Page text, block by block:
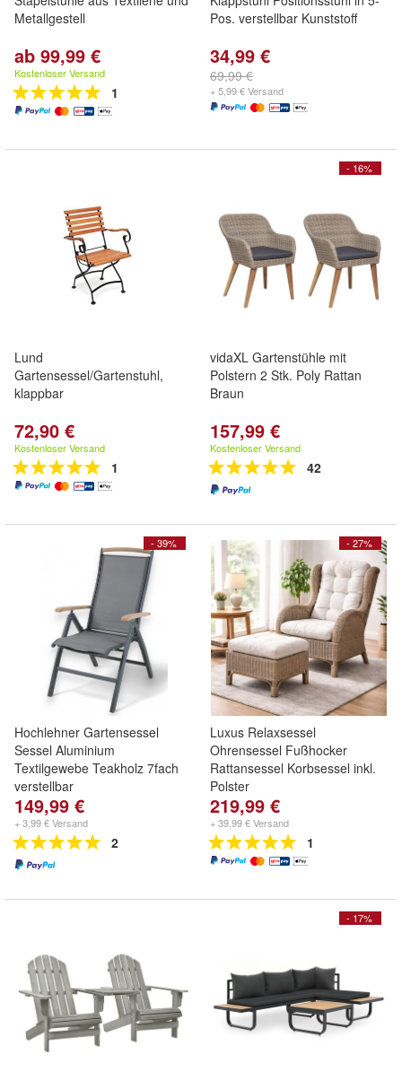
Metallgestell
ab 99,99 €
Kostenloser Versand
1
Pos. verstellbar Kunststoff
34,99 €
69,99 €
+ 5,99 € Versand
Lund
Gartensessel/Gartenstuhl,
klappbar
72,90 €
Kostenloser Versand
1
- 16%
vidaXL Gartenstühle mit
Polstern 2 Stk. Poly Rattan
Braun
157,99 €
Kostenloser Versand
42
- 39%
Hochlehner Gartensessel
Sessel Aluminium
Textilgewebe Teakholz 7fach
verstellbar
149,99 €
+ 3,99 € Versand
2
- 27%
Luxus Relaxsessel
Ohrensessel Fußhocker
Rattansessel Korbsessel inkl.
Polster
219,99 €
+ 39,99 € Versand
1
- 17%